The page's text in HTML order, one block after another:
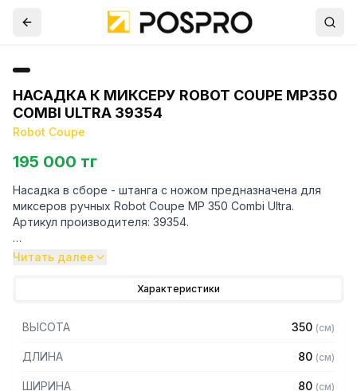
НАСАДКА К МИКСЕРУ ROBOT COUPE MP350
COMBI ULTRA 39354
Robot Coupe
195 000 тг
Насадка в сборе - штанга с ножом предназначена для
миксеров ручных Robot Coupe MP 350 Combi Ultra.
Артикул производителя: 39354.
Особенности:
— Нож, насадка и штанга из нержавеющей стали
запатентованное изобретение компании Robot-Coupe
Для уточнения совместимости аксессуаров с
оборудованием просим обратиться к вашим менеджерам
и указать серийный номер изделия.
Читать далее
Характеристики
ВЫСОТА 350 (см)
ДЛИНА 80 (см)
ШИРИНА 80 (см)